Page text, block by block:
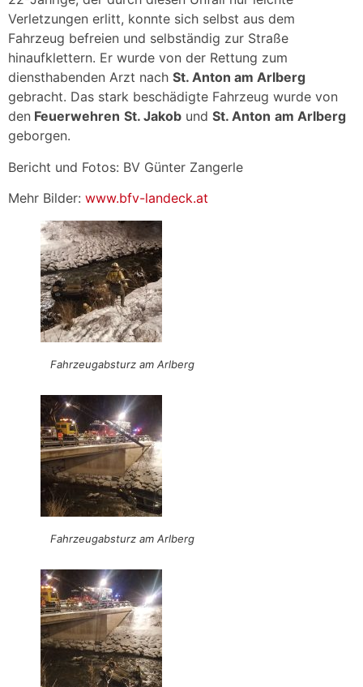
Verletzungen erlitt, konnte sich selbst aus dem
Fahrzeug befreien und selbständig zur Straße
hinaufklettern. Er wurde von der Rettung zum
diensthabenden Arzt nach St. Anton am Arlberg
gebracht. Das stark beschädigte Fahrzeug wurde von
den Feuerwehren St. Jakob und St. Anton am Arlberg
geborgen.
Bericht und Fotos: BV Günter Zangerle
Mehr Bilder: www.bfv-landeck.at
Fahrzeugabsturz am Arlberg
Fahrzeugabsturz am Arlberg